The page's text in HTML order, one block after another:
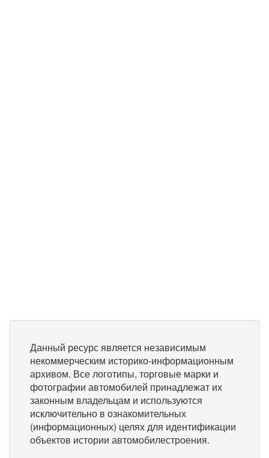
Данный ресурс является независимым
некоммерческим историко-информационным
архивом. Все логотипы, торговые марки и
фотографии автомобилей принадлежат их
законным владельцам и используются
исключительно в ознакомительных
(информационных) целях для идентификации
объектов истории автомобилестроения.